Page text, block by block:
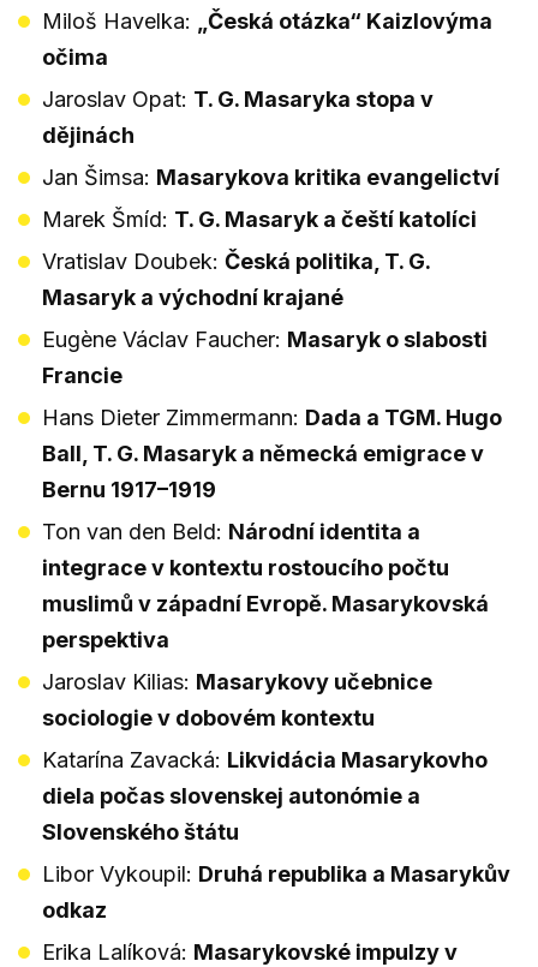
Miloš Havelka: „Česká otázka“ Kaizlovýma
očima
Jaroslav Opat: T. G. Masaryka stopa v
dějinách
Jan Šimsa: Masarykova kritika evangelictví
Marek Šmíd: T. G. Masaryk a čeští katolíci
Vratislav Doubek: Česká politika, T. G.
Masaryk a východní krajané
Eugène Václav Faucher: Masaryk o slabosti
Francie
Hans Dieter Zimmermann: Dada a TGM. Hugo
Ball, T. G. Masaryk a německá emigrace v
Bernu 1917–1919
Ton van den Beld: Národní identita a
integrace v kontextu rostoucího počtu
muslimů v západní Evropě. Masarykovská
perspektiva
Jaroslav Kilias: Masarykovy učebnice
sociologie v dobovém kontextu
Katarína Zavacká: Likvidácia Masarykovho
diela počas slovenskej autonómie a
Slovenského štátu
Libor Vykoupil: Druhá republika a Masarykův
odkaz
Erika Lalíková: Masarykovské impulzy v